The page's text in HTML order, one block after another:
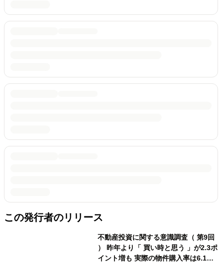
この発行者のリリース
不動産投資に関する意識調査（ 第9回
） 昨年より「 買い時と思う 」が2.3ポ
イント増も 実際の物件購入率は6.1ポ